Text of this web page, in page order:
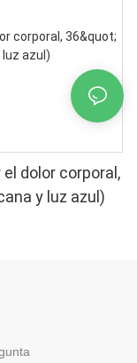
dolor corporal,
y luz azul)